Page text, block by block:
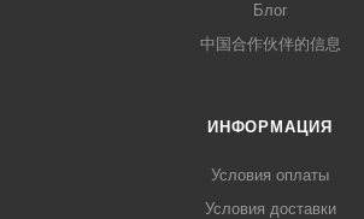
Блог
中国合作伙伴的信息
ИНФОРМАЦИЯ
Условия оплаты
Условия доставки